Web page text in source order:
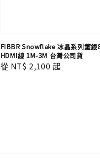
FIBBR Snowflake 冰晶系列鍍銀
HDMI線 1M-3M 台灣公司貨
Regular
從 NT$ 2,100 起